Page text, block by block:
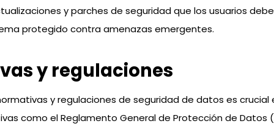
y parches de seguridad que los usuarios
protegido contra amenazas emergentes.
y regulaciones
y regulaciones de seguridad de datos es crucial
como el Reglamento General de Protección de Datos